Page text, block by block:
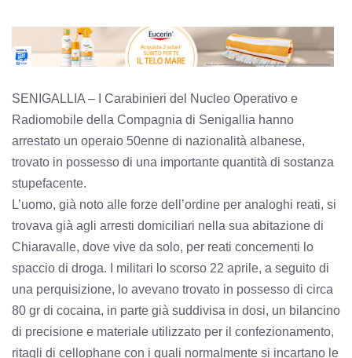
SENIGALLIA – I Carabinieri del Nucleo Operativo e
Radiomobile della Compagnia di Senigallia hanno
arrestato un operaio 50enne di nazionalità albanese,
trovato in possesso di una importante quantità di sostanza
stupefacente.
L’uomo, già noto alle forze dell’ordine per analoghi reati, si
trovava già agli arresti domiciliari nella sua abitazione di
Chiaravalle, dove vive da solo, per reati concernenti lo
spaccio di droga. I militari lo scorso 22 aprile, a seguito di
una perquisizione, lo avevano trovato in possesso di circa
80 gr di cocaina, in parte già suddivisa in dosi, un bilancino
di precisione e materiale utilizzato per il confezionamento,
ritagli di cellophane con i quali normalmente si incartano le